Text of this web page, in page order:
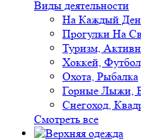
Виды деятельности
На Каждый
Прогулки На
Туризм,
Хоккей,
Охота, Рыбалка
Горные Лыжи,
Снегоход,
Смотреть все